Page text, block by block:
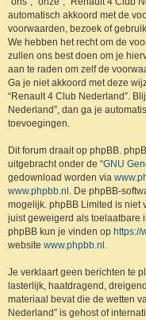
automatisch akkoord met de
voorwaarden, bezoek of
We hebben het recht om de
zullen ons best doen om je
aan te raden om zelf de
Ga je niet akkoord met deze
“Renault 4 Club Nederland”.
Nederland”, dan ga je
toevoegingen.
Dit forum draait op phpBB.
uitgebracht onder de “GNU
gedownload worden via
www.phpbb.nl . De phpBB-
mogelijk. phpBB Limited is niet
juist geweigerd als toelaatbare
phpBB kun je vinden op https://
website www.phpbb.nl .
Je verklaart geen berichten te
lasterlijk, haatdragend,
materiaal bevat die de wetten
Nederland” is gehost of